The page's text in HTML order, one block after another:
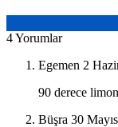
4 Yorumlar
Egemen 2
90 derece
Büşra 30